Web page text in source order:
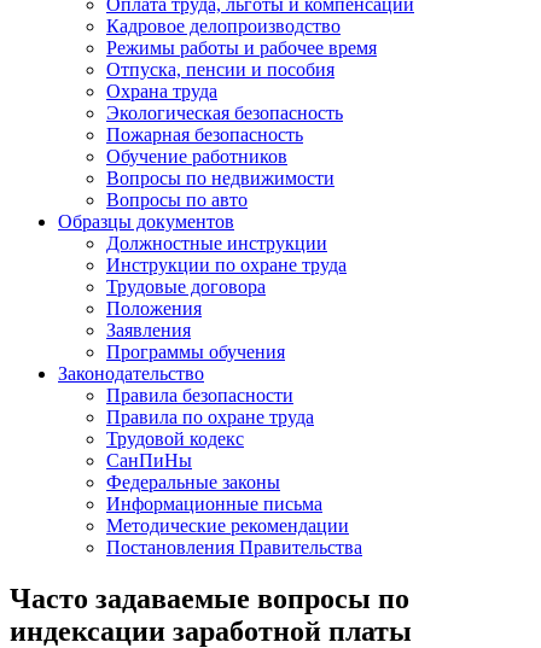
Кадровое делопроизводство
Режимы работы и рабочее время
Отпуска, пенсии и пособия
Охрана труда
Экологическая безопасность
Пожарная безопасность
Обучение работников
Вопросы по недвижимости
Вопросы по авто
Образцы документов
Должностные инструкции
Инструкции по охране труда
Трудовые договора
Положения
Заявления
Программы обучения
Законодательство
Правила безопасности
Правила по охране труда
Трудовой кодекс
СанПиНы
Федеральные законы
Информационные письма
Методические рекомендации
Постановления Правительства
Часто задаваемые вопросы по
индексации заработной платы